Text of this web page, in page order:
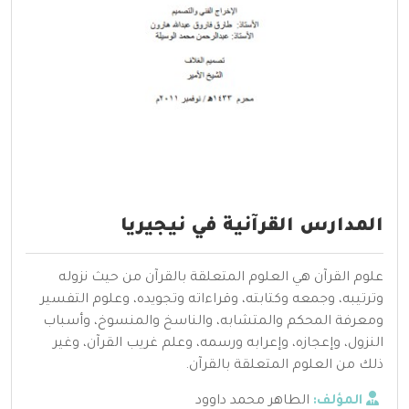
المدارس القرآنية في نيجيريا
علوم القرآن هي العلوم المتعلقة بالقرآن من حيث نزوله
وترتيبه، وجمعه وكتابته، وقراءاته وتجويده، وعلوم التفسير
ومعرفة المحكم والمتشابه، والناسخ والمنسوخ، وأسباب
النزول، وإعجازه، وإعرابه ورسمه، وعلم غريب القرآن، وغير
ذلك من العلوم المتعلقة بالقرآن.
المؤلف: الطاهر محمد داوود